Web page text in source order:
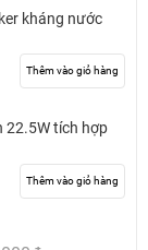
kháng nước
Thêm vào giỏ hàng
22.5W tích hợp
Thêm vào giỏ hàng